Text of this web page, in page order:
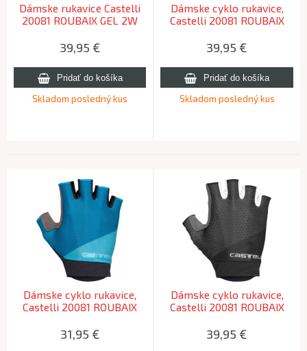
Dámske rukavice Castelli
20081 ROUBAIX GEL 2W
39,95 €
Skladom posledný kus
Dámske cyklo rukavice,
Castelli 20081 ROUBAIX
39,95 €
Skladom posledný kus
Dámske cyklo rukavice,
Castelli 20081 ROUBAIX
modrá, XL
31,95 €
Dámske cyklo rukavice,
Castelli 20081 ROUBAIX
čierna, XL
39,95 €